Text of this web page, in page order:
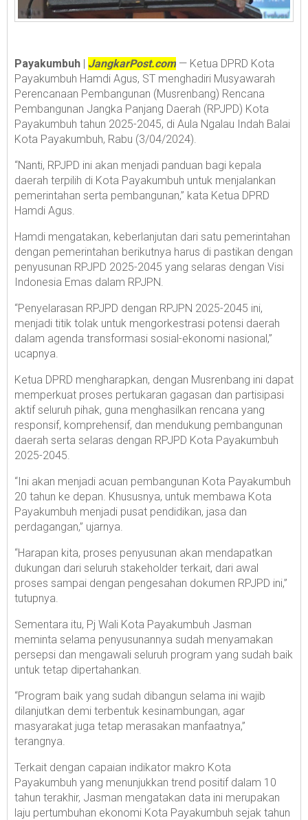
Payakumbuh | JangkarPost.com — Ketua DPRD Kota
Payakumbuh Hamdi Agus, ST menghadiri Musyawarah
Perencanaan Pembangunan (Musrenbang) Rencana
Pembangunan Jangka Panjang Daerah (RPJPD) Kota
Payakumbuh tahun 2025-2045, di Aula Ngalau Indah Balai
Kota Payakumbuh, Rabu (3/04/2024).
“Nanti, RPJPD ini akan menjadi panduan bagi kepala
daerah terpilih di Kota Payakumbuh untuk menjalankan
pemerintahan serta pembangunan,” kata Ketua DPRD
Hamdi Agus.
Hamdi mengatakan, keberlanjutan dari satu pemerintahan
dengan pemerintahan berikutnya harus di pastikan dengan
penyusunan RPJPD 2025-2045 yang selaras dengan Visi
Indonesia Emas dalam RPJPN.
“Penyelarasan RPJPD dengan RPJPN 2025-2045 ini,
menjadi titik tolak untuk mengorkestrasi potensi daerah
dalam agenda transformasi sosial-ekonomi nasional,”
ucapnya.
Ketua DPRD mengharapkan, dengan Musrenbang ini dapat
memperkuat proses pertukaran gagasan dan partisipasi
aktif seluruh pihak, guna menghasilkan rencana yang
responsif, komprehensif, dan mendukung pembangunan
daerah serta selaras dengan RPJPD Kota Payakumbuh
2025-2045.
“Ini akan menjadi acuan pembangunan Kota Payakumbuh
20 tahun ke depan. Khususnya, untuk membawa Kota
Payakumbuh menjadi pusat pendidikan, jasa dan
perdagangan,” ujarnya.
“Harapan kita, proses penyusunan akan mendapatkan
dukungan dari seluruh stakeholder terkait, dari awal
proses sampai dengan pengesahan dokumen RPJPD ini,”
tutupnya.
Sementara itu, Pj Wali Kota Payakumbuh Jasman
meminta selama penyusunannya sudah menyamakan
persepsi dan mengawali seluruh program yang sudah baik
untuk tetap dipertahankan.
“Program baik yang sudah dibangun selama ini wajib
dilanjutkan demi terbentuk kesinambungan, agar
masyarakat juga tetap merasakan manfaatnya,”
terangnya.
Terkait dengan capaian indikator makro Kota
Payakumbuh yang menunjukkan trend positif dalam 10
tahun terakhir, Jasman mengatakan data ini merupakan
laju pertumbuhan ekonomi Kota Payakumbuh sejak tahun